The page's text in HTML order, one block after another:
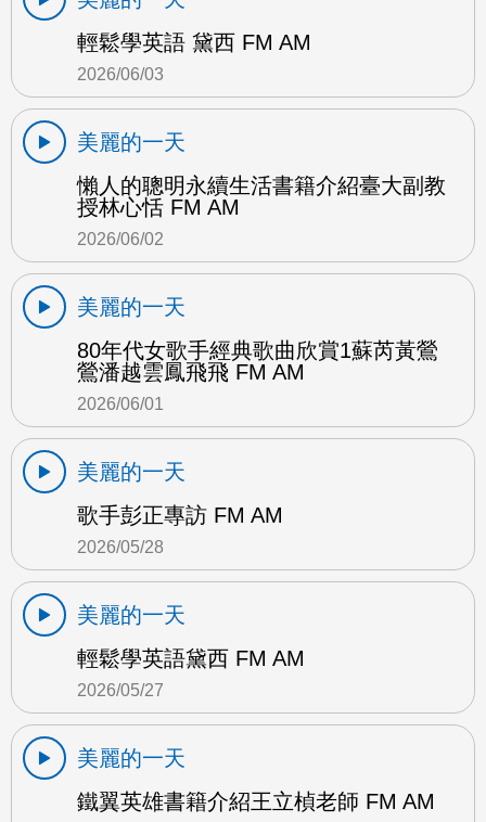
輕鬆學英語 黛西 FM AM
2026/06/03
美麗的一天
懶人的聰明永續生活書籍介紹臺大副教
授林心恬 FM AM
2026/06/02
美麗的一天
80年代女歌手經典歌曲欣賞1蘇芮黃鶯
鶯潘越雲鳳飛飛 FM AM
2026/06/01
美麗的一天
歌手彭正專訪 FM AM
2026/05/28
美麗的一天
輕鬆學英語黛西 FM AM
2026/05/27
美麗的一天
鐵翼英雄書籍介紹王立楨老師 FM AM